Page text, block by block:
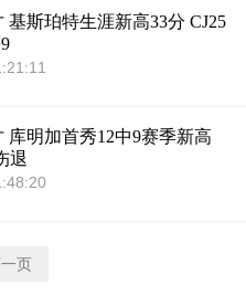
基斯珀特生涯新高33分 CJ25
库明加首秀12中9赛季新高
退
页